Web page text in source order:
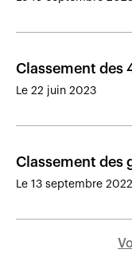
Classement des
cabinets de
Le 22 juin 2023
Classement des
cabinets de
Le 13 septembre 2022